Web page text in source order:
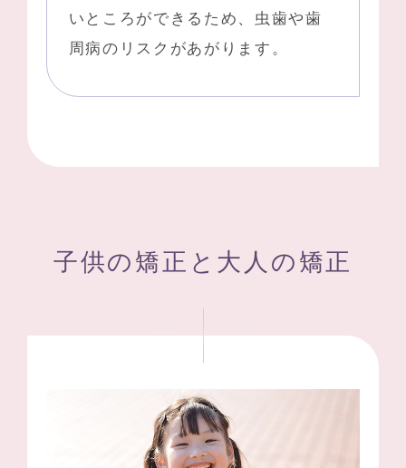
いところができるため、虫歯や歯
周病のリスクがあがります。
子供の矯正と大人の矯正